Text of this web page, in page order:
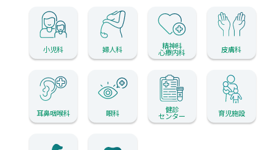
小児科 婦人科 精神科
心療内科 皮膚科
耳鼻咽喉科 眼科 健診
センター 育児施設